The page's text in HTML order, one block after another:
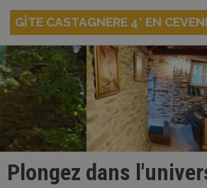
GÎTE CASTAGNERE 4* EN
Plongez dans